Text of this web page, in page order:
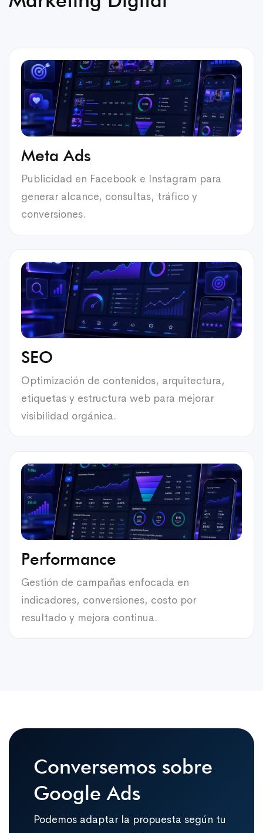
Meta Ads
Publicidad en Facebook e Instagram para
generar alcance, consultas, tráfico y
conversiones.
SEO
Optimización de contenidos, arquitectura,
etiquetas y estructura web para mejorar
visibilidad orgánica.
Performance
Gestión de campañas enfocada en
indicadores, conversiones, costo por
resultado y mejora continua.
Conversemos sobre
Google Ads
Podemos adaptar la propuesta según tu